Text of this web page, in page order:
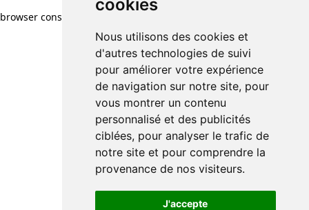
cookies
Nous utilisons des cookies et
d'autres technologies de suivi
pour améliorer votre expérience
de navigation sur notre site, pour
vous montrer un contenu
personnalisé et des publicités
ciblées, pour analyser le trafic de
notre site et pour comprendre la
provenance de nos visiteurs.
J'accepte
browser console for more information)